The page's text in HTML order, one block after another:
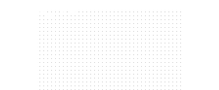
300 x 250